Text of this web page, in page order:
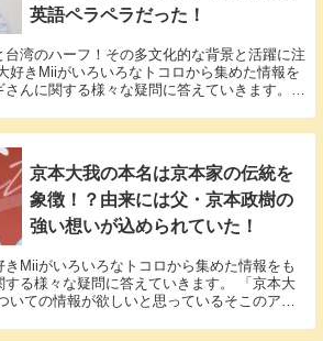
英語ペラペラだった！
湾のハーフ！その多文化的な背景と活躍に注
好きMiiがいろいろなトコロから集めた情報を
んに関する様々な疑問に答えていきます。
京本大我の本名は京本家の伝統を
象徴！？由来には父・京本政樹の
強い想いが込められていた！
きMiiがいろいろなトコロから集めた情報をも
する様々な疑問に答えていきます。 「京本大
いての情報が欲しいと思っているそこのアナ